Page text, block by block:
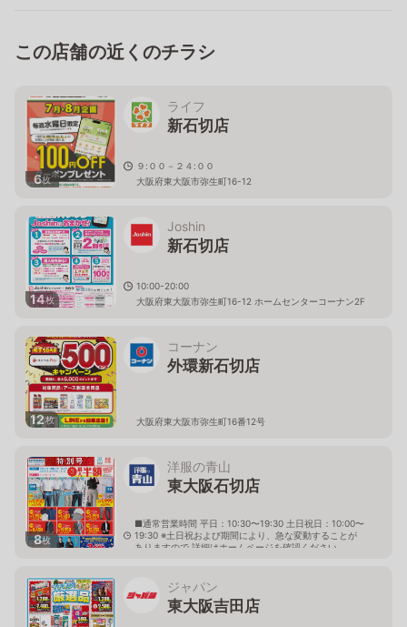
この店舗の近くのチラシ
6枚
ライフ
新石切店
９:００－２４:００
大阪府東大阪市弥生町16-12
14枚
Joshin
新石切店
10:00-20:00
大阪府東大阪市弥生町16-12 ホームセンターコーナン2F
12枚
コーナン
外環新石切店
大阪府東大阪市弥生町16番12号
8枚
洋服の青山
東大阪石切店
■通常営業時間 平日：10:30〜19:30 土日祝日：10:00〜
19:30 ※土日祝および期間により、急な変動することが
ありますので 詳細はホームページを確認ください
ジャパン
東大阪吉田店